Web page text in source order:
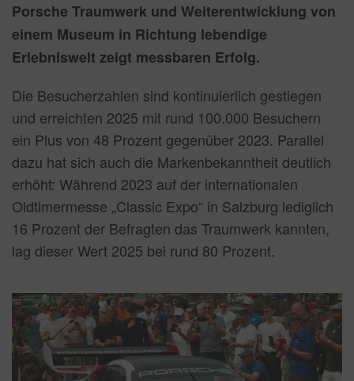
Porsche Traumwerk und Weiterentwicklung von
einem Museum in Richtung lebendige
Erlebniswelt zeigt messbaren Erfolg.
Die Besucherzahlen sind kontinuierlich gestiegen
und erreichten 2025 mit rund 100.000 Besuchern
ein Plus von 48 Prozent gegenüber 2023. Parallel
dazu hat sich auch die Markenbekanntheit deutlich
erhöht: Während 2023 auf der internationalen
Oldtimermesse „Classic Expo“ in Salzburg lediglich
16 Prozent der Befragten das Traumwerk kannten,
lag dieser Wert 2025 bei rund 80 Prozent.